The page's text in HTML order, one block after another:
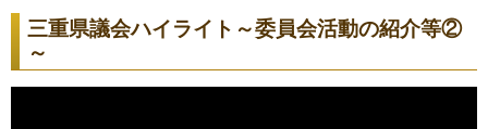
三重県議会ハイライト～委員会活動の紹介等②
～